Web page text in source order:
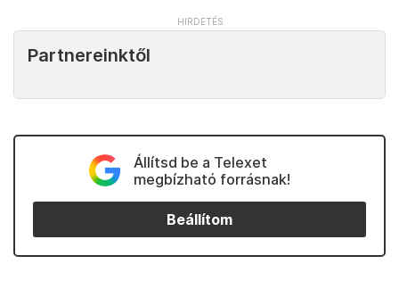
Partnereinktől
Állítsd be a Telexet
megbízható forrásnak!
Beállítom